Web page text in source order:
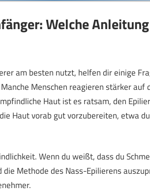
Welche
am besten nutzt, helfen dir einige
Menschen reagieren stärker auf
Haut ist es ratsam, den
Haut vorab gut vorzubereiten, etwa
Wenn du weißt, dass du
Methode des Nass-Epilierens